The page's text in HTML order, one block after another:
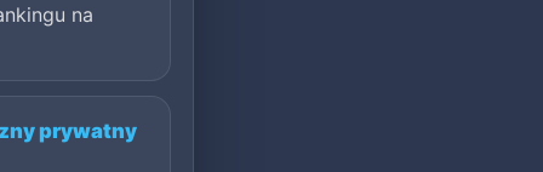
na
prywatny